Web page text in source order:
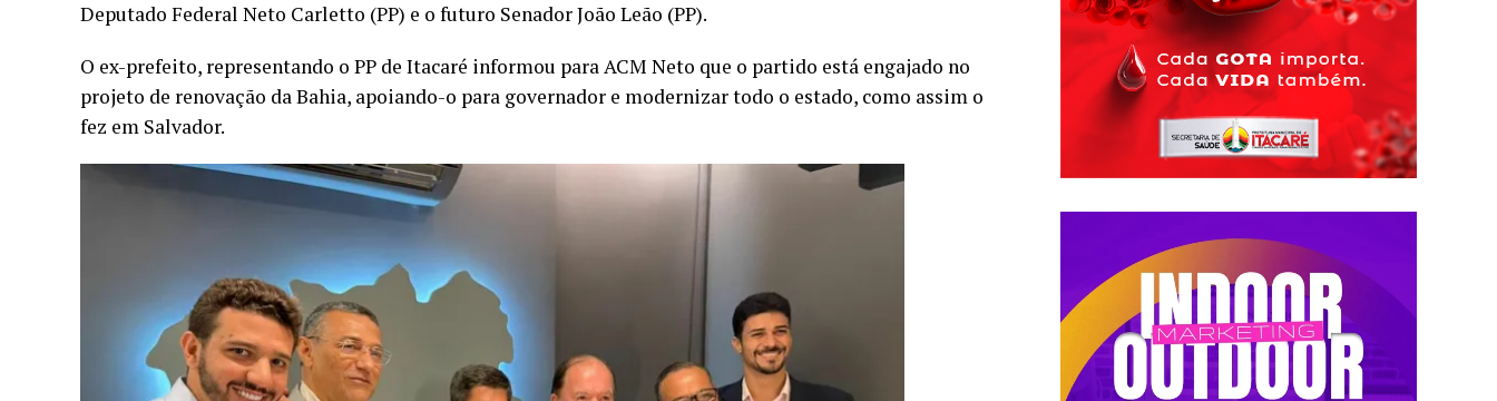
Deputado Federal Neto Carletto (PP) e o futuro Senador João Leão (PP).
O ex-prefeito, representando o PP de Itacaré informou para ACM Neto que o partido está engajado no
projeto de renovação da Bahia, apoiando-o para governador e modernizar todo o estado, como assim o
fez em Salvador.